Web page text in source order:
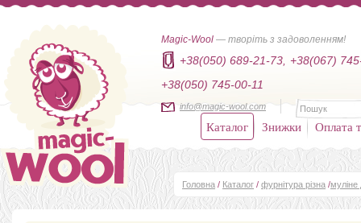
Magic-Wool — творіть з задоволенням!
+38(050) 689-21-73,
+38(067)
+38(050) 745-00-11
info@magic-wool.com
Каталог Знижки Оплата
Головна / Каталог / фурнітура різна /